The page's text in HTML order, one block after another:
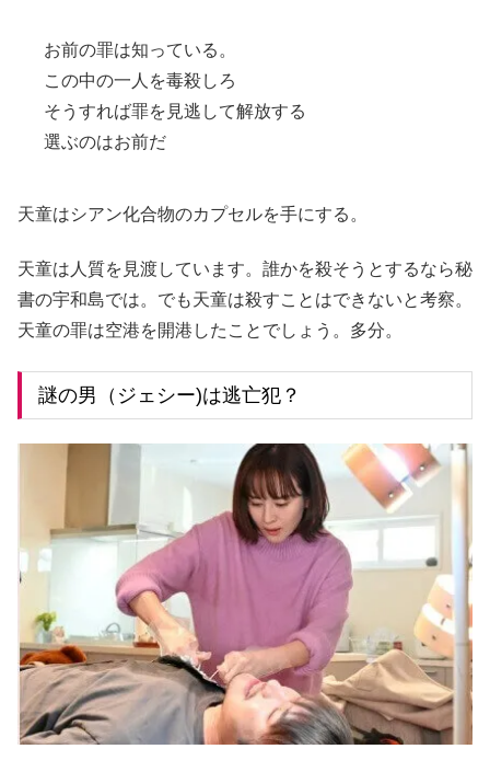
お前の罪は知っている。
この中の一人を毒殺しろ
そうすれば罪を見逃して解放する
選ぶのはお前だ
天童はシアン化合物のカプセルを手にする。
天童は人質を見渡しています。誰かを殺そうとするなら秘
書の宇和島では。でも天童は殺すことはできないと考察。
天童の罪は空港を開港したことでしょう。多分。
謎の男（ジェシー)は逃亡犯？